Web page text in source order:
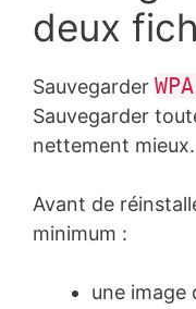
deux
Sauvegarder
Sauvegarder
nettement mieux.
Avant de
minimum :
une image